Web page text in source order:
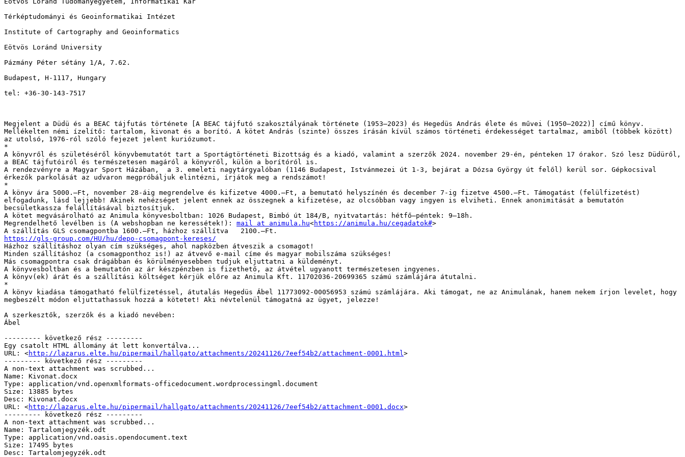
Térképtudományi és Geoinformatikai Intézet
Institute of Cartography and Geoinformatics
Eötvös Loránd University
Pázmány Péter sétány 1/A, 7.62.
Budapest, H-1117, Hungary
tel: +36-30-143-7517
Megjelent a Düdü és a BEAC tájfutás története [A BEAC tájfutó szakosztályának története (1953–2023) és Hegedüs András élete és művei (1950–2022)] című könyv.
Mellékelten némi ízelítő: tartalom, kivonat és a borító. A kötet András (szinte) összes írásán kívül számos történeti érdekességet tartalmaz, amiből (többek között)
az utolsó, 1976-ról szóló fejezet jelent kuriózumot.
*
A könyvről és születéséről könyvbemutatót tart a Sportágtörténeti Bizottság és a kiadó, valamint a szerzők 2024. november 29-én, pénteken 17 órakor. Szó lesz Düdüről,
a BEAC tájfutóiról és természetesen magáról a könyvről, külön a borítóról is.
A rendezvényre a Magyar Sport Házában,  a 3. emeleti nagytárgyalóban (1146 Budapest, Istvánmezei út 1-3, bejárat a Dózsa György út felől) kerül sor. Gépkocsival
érkezők parkolását az udvaron megpróbáljuk elintézni, írjátok meg a rendszámot!
*
A könyv ára 5000.–Ft, november 28-áig megrendelve és kifizetve 4000.–Ft, a bemutató helyszínén és december 7-ig fizetve 4500.–Ft. Támogatást (felülfizetést)
elfogadunk, lásd lejjebb! Akinek nehézséget jelent ennek az összegnek a kifizetése, az olcsóbban vagy ingyen is elviheti. Ennek anonimitását a bemutatón
becsületkassza felállításával biztosítjuk.
A kötet megvásárolható az Animula könyvesboltban: 1026 Budapest, Bimbó út 184/B, nyitvatartás: hétfő–péntek: 9–18h.
Megrendelhető levélben is (A webshopban ne keressétek!): mail at animula.hu<https://animula.hu/cegadatok#>
https://gls-group.com/HU/hu/depo-csomagpont-kereses/
Házhoz szállításhoz olyan cím szükséges, ahol napközben átveszik a csomagot!
Minden szállításhoz (a csomagponthoz is!) az átvevő e-mail címe és magyar mobilszáma szükséges!
Más csomagpontra csak drágábban és körülményesebben tudjuk eljuttatni a küldeményt.
A könyvesboltban és a bemutatón az ár készpénzben is fizethető, az átvétel ugyanott természetesen ingyenes.
A könyv(ek) árát és a szállítási költséget kérjük előre az Animula Kft. 11702036-20699365 számú számlájára átutalni.
*
A könyv kiadása támogatható felülfizetéssel, átutalás Hegedüs Ábel 11773092-00056953 számú számlájára. Aki támogat, ne az Animulának, hanem nekem írjon levelet, hogy
megbeszélt módon eljuttathassuk hozzá a kötetet! Aki névtelenül támogatná az ügyet, jelezze!
A szerkesztők, szerzők és a kiadó nevében:
Ábel
--------- következő rész ---------
Egy csatolt HTML állomány át lett konvertálva...
URL: <http://lazarus.elte.hu/pipermail/hallgato/attachments/20241126/7eef54b2/attachment-0001.html>
--------- következő rész ---------
A non-text attachment was scrubbed...
Name: Kivonat.docx
Type: application/vnd.openxmlformats-officedocument.wordprocessingml.document
Size: 13885 bytes
Desc: Kivonat.docx
URL: <http://lazarus.elte.hu/pipermail/hallgato/attachments/20241126/7eef54b2/attachment-0001.docx>
--------- következő rész ---------
A non-text attachment was scrubbed...
Name: Tartalomjegyzék.odt
Type: application/vnd.oasis.opendocument.text
Size: 17495 bytes
Desc: Tartalomjegyzék.odt